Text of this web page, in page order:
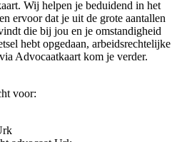
Wij helpen je beduidend in het
ervoor dat je uit de grote aantallen
die bij jou en je omstandigheid
hebt opgedaan, arbeidsrechtelijke
Advocaatkaart kom je verder.
voor: